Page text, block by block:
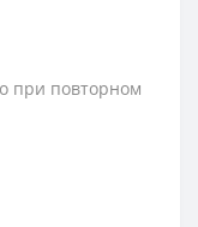
при повторном